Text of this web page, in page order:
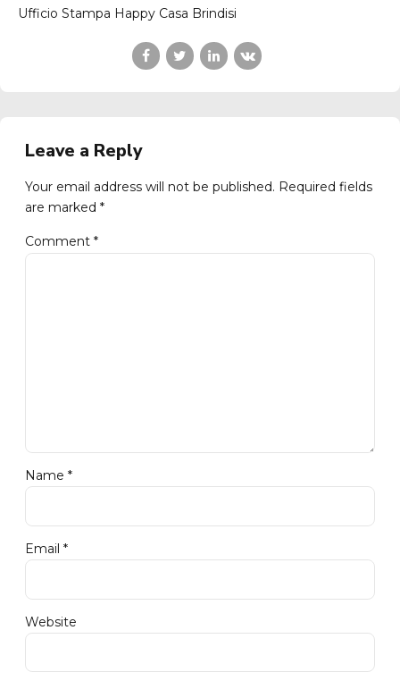
Ufficio Stampa Happy Casa Brindisi
Leave a Reply
Your email address will not be published. Required fields
are marked *
Comment *
Name *
Email *
Website